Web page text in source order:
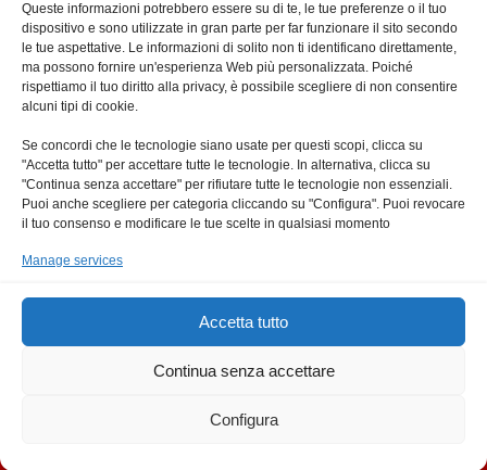
Queste informazioni potrebbero essere su di te, le tue preferenze o il tuo
dispositivo e sono utilizzate in gran parte per far funzionare il sito secondo
le tue aspettative. Le informazioni di solito non ti identificano direttamente,
ma possono fornire un'esperienza Web più personalizzata. Poiché
rispettiamo il tuo diritto alla privacy, è possibile scegliere di non consentire
alcuni tipi di cookie.
Se concordi che le tecnologie siano usate per questi scopi, clicca su
"Accetta tutto" per accettare tutte le tecnologie. In alternativa, clicca su
"Continua senza accettare" per rifiutare tutte le tecnologie non essenziali.
Puoi anche scegliere per categoria cliccando su "Configura". Puoi revocare
il tuo consenso e modificare le tue scelte in qualsiasi momento
Manage services
Accetta tutto
Continua senza accettare
Configura
Facebook
Sono Consapevole